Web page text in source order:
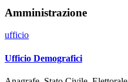
Amministrazione
ufficio
Ufficio Demografici